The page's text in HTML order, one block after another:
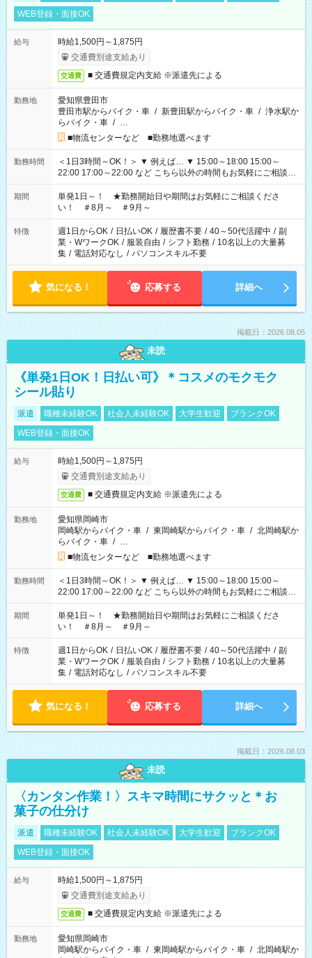
WEB登録・面接OK
給与
時給1,500円～1,875円
交通費別途支給あり
交通費 ■ 交通費規定内支給 ※派遣先による
勤務地
愛知県豊田市
豊田市駅からバイク・車 / 新豊田駅からバイク・車 / 浄水駅か
らバイク・車 / …
■物流センターなど ■勤務地選べます
勤務時間
＜1日3時間～OK！＞ ▼ 例えば… ▼ 15:00～18:00 15:00～
22:00 17:00～22:00 など こちら以外の時間もお気軽にご相談く
ださい！
期間
単発1日～！ ★勤務開始日や期間はお気軽にご相談くださ
い！ ＃8月～ ＃9月～
特徴 週1日からOK / 日払いOK / 履歴書不要 / 40～50代活躍中 / 副
業・WワークOK / 服装自由 / シフト勤務 / 10名以上の大量募
集 / 電話対応なし / パソコンスキル不要
気になる！ 応募する 詳細へ
掲載日：2026.08.05
未読
《単発1日OK！日払い可》＊コスメのモクモク
シール貼り
派遣 職種未経験OK 社会人未経験OK 大学生歓迎
ブランクOK
WEB登録・面接OK
給与
時給1,500円～1,875円
交通費別途支給あり
交通費 ■ 交通費規定内支給 ※派遣先による
勤務地
愛知県岡崎市
岡崎駅からバイク・車 / 東岡崎駅からバイク・車 / 北岡崎駅か
らバイク・車 / …
■物流センターなど ■勤務地選べます
勤務時間
＜1日3時間～OK！＞ ▼ 例えば… ▼ 15:00～18:00 15:00～
22:00 17:00～22:00 など こちら以外の時間もお気軽にご相談く
ださい！
期間
単発1日～！ ★勤務開始日や期間はお気軽にご相談くださ
い！ ＃8月～ ＃9月～
特徴 週1日からOK / 日払いOK / 履歴書不要 / 40～50代活躍中 / 副
業・WワークOK / 服装自由 / シフト勤務 / 10名以上の大量募
集 / 電話対応なし / パソコンスキル不要
気になる！ 応募する 詳細へ
掲載日：2026.08.03
未読
〈カンタン作業！〉スキマ時間にサクッと＊お
菓子の仕分け
派遣 職種未経験OK 社会人未経験OK 大学生歓迎
ブランクOK
WEB登録・面接OK
給与
時給1,500円～1,875円
交通費別途支給あり
交通費 ■ 交通費規定内支給 ※派遣先による
勤務地
愛知県岡崎市
岡崎駅からバイク・車 / 東岡崎駅からバイク・車 / 北岡崎駅か